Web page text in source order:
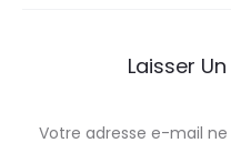
Laisser
Votre adresse e-mail ne